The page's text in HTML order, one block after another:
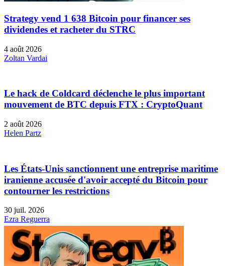
Strategy vend 1 638 Bitcoin pour financer ses
dividendes et racheter du STRC
4 août 2026
Zoltan Vardai
Le hack de Coldcard déclenche le plus important
mouvement de BTC depuis FTX : CryptoQuant
2 août 2026
Helen Partz
Les États-Unis sanctionnent une entreprise maritime
iranienne accusée d'avoir accepté du Bitcoin pour
contourner les restrictions
30 juil. 2026
Ezra Reguerra